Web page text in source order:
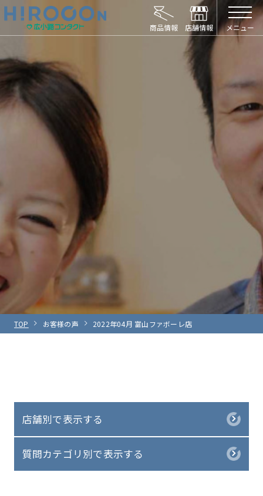
HIROCON｜広小路コンタクト｜【豊橋・浜
メニュー
TOP お客様の声 2022年04月 富山ファボーレ店
店舗別で表示する
質問カテゴリ別で表示する